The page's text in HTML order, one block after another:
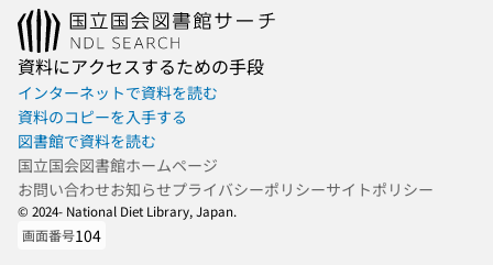
資料にアクセスするための手段
インターネットで資料を読む
資料のコピーを入手する
図書館で資料を読む
国立国会図書館ホームページ
お問い合わせお知らせプライバシーポリシーサイトポリシー
© 2024- National Diet Library, Japan.
画面番号104